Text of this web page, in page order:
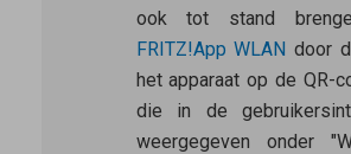
ook tot stand
FRITZ!App WLAN door
het apparaat op de QR-
die in de
weergegeven onder